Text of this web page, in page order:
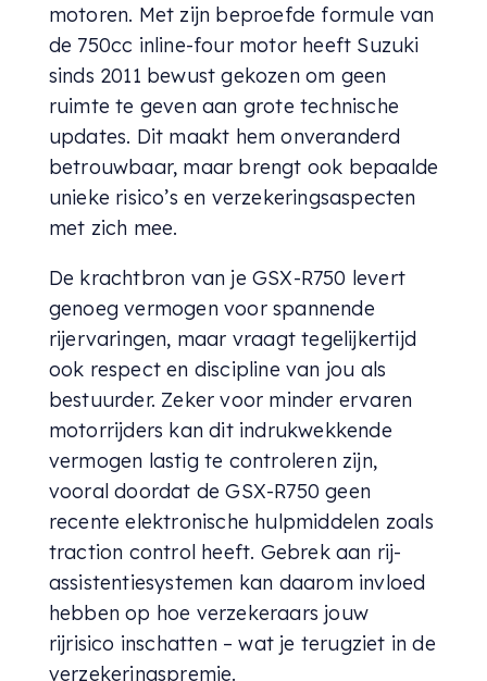
motoren. Met zijn beproefde formule van
de 750cc inline-four motor heeft Suzuki
sinds 2011 bewust gekozen om geen
ruimte te geven aan grote technische
updates. Dit maakt hem onveranderd
betrouwbaar, maar brengt ook bepaalde
unieke risico’s en verzekeringsaspecten
met zich mee.
De krachtbron van je GSX-R750 levert
genoeg vermogen voor spannende
rijervaringen, maar vraagt tegelijkertijd
ook respect en discipline van jou als
bestuurder. Zeker voor minder ervaren
motorrijders kan dit indrukwekkende
vermogen lastig te controleren zijn,
vooral doordat de GSX-R750 geen
recente elektronische hulpmiddelen zoals
traction control heeft. Gebrek aan rij-
assistentiesystemen kan daarom invloed
hebben op hoe verzekeraars jouw
rijrisico inschatten – wat je terugziet in de
verzekeringspremie.